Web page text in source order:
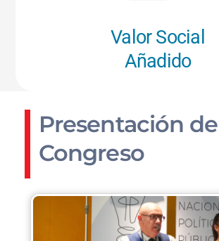
Valor Social
Añadido
Presentación
Congreso